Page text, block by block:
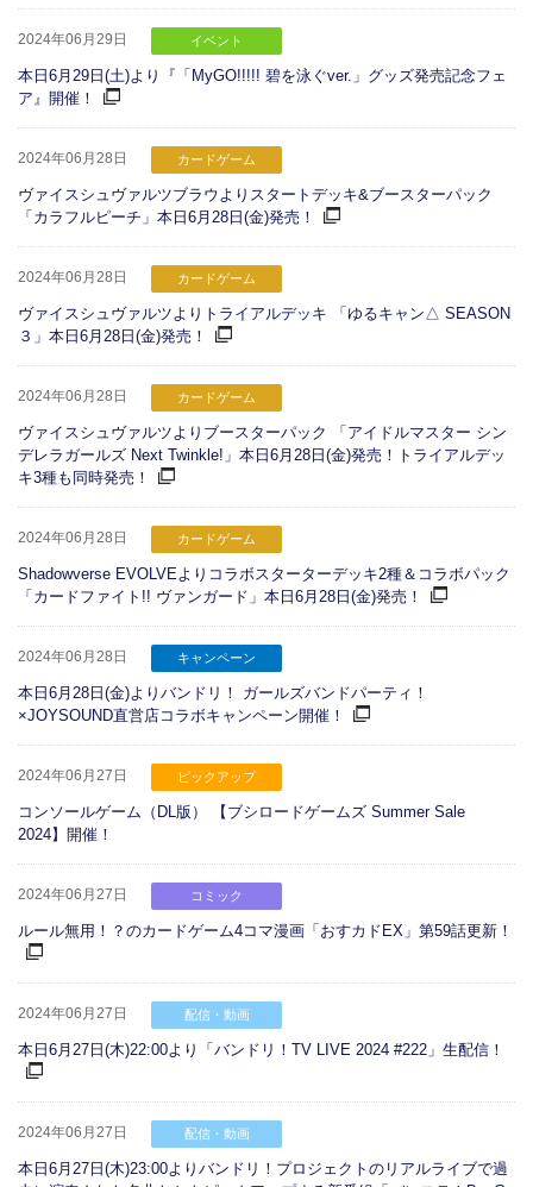
2024年06月29日 イベント
本日6月29日(土)より『「MyGO!!!!! 碧を泳ぐver.」グッズ発売記念フェ
ア』開催！
2024年06月28日 カードゲーム
ヴァイスシュヴァルツブラウよりスタートデッキ&ブースターパック
「カラフルピーチ」本日6月28日(金)発売！
2024年06月28日 カードゲーム
ヴァイスシュヴァルツよりトライアルデッキ 「ゆるキャン△ SEASON
３」本日6月28日(金)発売！
2024年06月28日 カードゲーム
ヴァイスシュヴァルツよりブースターパック 「アイドルマスター シン
デレラガールズ Next Twinkle!」本日6月28日(金)発売！トライアルデッ
キ3種も同時発売！
2024年06月28日 カードゲーム
Shadowverse EVOLVEよりコラボスターターデッキ2種＆コラボパック
「カードファイト!! ヴァンガード」本日6月28日(金)発売！
2024年06月28日 キャンペーン
本日6月28日(金)よりバンドリ！ ガールズバンドパーティ！
×JOYSOUND直営店コラボキャンペーン開催！
2024年06月27日 ピックアップ
コンソールゲーム（DL版） 【ブシロードゲームズ Summer Sale
2024】開催！
2024年06月27日 コミック
ルール無用！？のカードゲーム4コマ漫画「おすカドEX」第59話更新！
2024年06月27日 配信・動画
本日6月27日(木)22:00より「バンドリ！TV LIVE 2024 #222」生配信！
2024年06月27日 配信・動画
本日6月27日(木)23:00よりバンドリ！プロジェクトのリアルライブで過